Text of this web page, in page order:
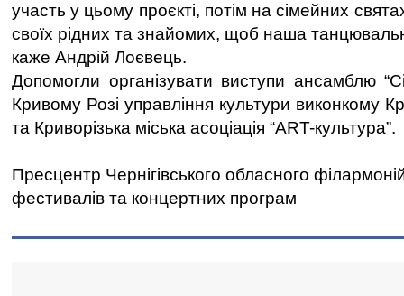
участь у цьому проєкті, потім на сімейних
своїх рідних та знайомих, щоб наша
каже Андрій Лоєвець.
Допомогли організувати виступи ансамблю
Кривому Розі управління культури виконкому
та Криворізька міська асоціація “ART-культура”.
Пресцентр Чернігівського обласного
фестивалів та концертних програм